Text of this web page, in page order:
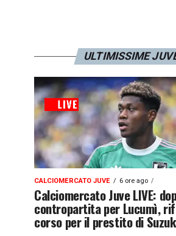
ULTIMISSIME
CALCIOMERCATO JUVE 6 ore ago
Calciomercato Juve LIVE:
contropartita per Lucumì,
corso per il prestito di